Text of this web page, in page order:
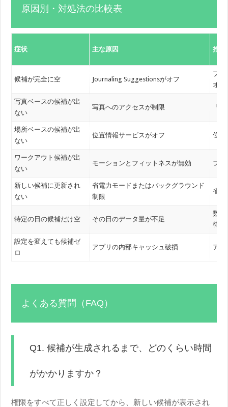
原因別・対処法の比較表
症状 主な原因 推奨
候補が完全に空 Journaling Suggestionsがオフ
プラ
オン
写真ベースの候補が出
ない
写真へのアクセスが制限 「
場所ベースの候補が出
ない
位置情報サービスがオフ 位置
ワークアウト候補が出
ない
モーションとフィットネスが無効 フィ
新しい候補に更新され
ない
省電力モードまたはバックグラウンド
制限
省電
特定の日の候補だけ空 その日のデータ量が不足
数日
待つ
設定を変えても候補ゼ
ロ
アプリの内部キャッシュ破損 アプ
よくある質問（FAQ）
Q1. 候補が生成されるまで、どのくらい時間
がかかりますか？
権限をすべて正しく設定してから、新しい候補が表示され